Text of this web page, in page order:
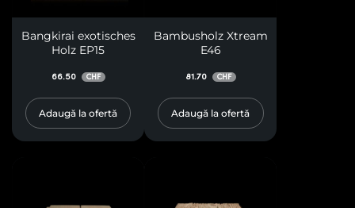
Bangkirai exotisches
Holz EP15
66.50 CHF
Adaugă la ofertă
Bambusholz Xtream
E46
81.70 CHF
Adaugă la ofertă